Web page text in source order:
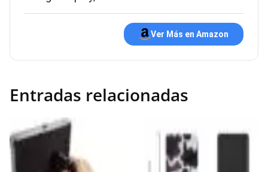
Ver Más en Amazon
Entradas relacionadas